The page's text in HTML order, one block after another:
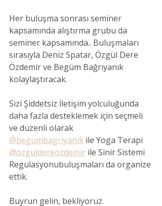
Her buluşma sonrası seminer
kapsamında alıştırma grubu da
seminer kapsamında.. Buluşmaları
sırasıyla Deniz Spatar, Özgül Dere
Özdemir ve Begüm Bağrıyanık
kolaylaştıracak.
Sizi Şiddetsiz İletişim yolculuğunda
daha fazla desteklemek için seçmeli
ve düzenli olarak
@begumbagriyanik ile Yoga Terapi
@ozguldereozdemir ile Sinir Sistemi
Regülasyonubuluşmaları da organize
ettik.
Buyrun gelin, bekliyoruz.